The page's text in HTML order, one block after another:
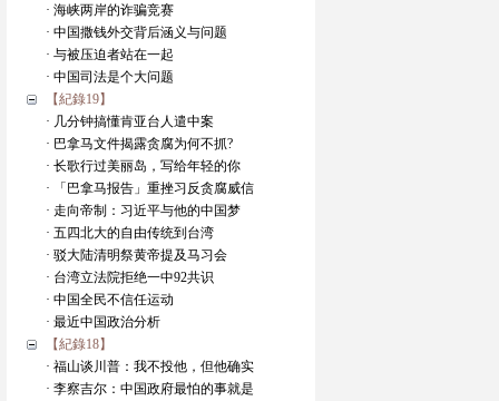
· 海峡两岸的诈骗竞赛
· 中国撒钱外交背后涵义与问题
· 与被压迫者站在一起
· 中国司法是个大问题
【紀錄19】
· 几分钟搞懂肯亚台人遣中案
· 巴拿马文件揭露贪腐为何不抓?
· 长歌行过美丽岛，写给年轻的你
· 「巴拿马报告」重挫习反贪腐威信
· 走向帝制：习近平与他的中国梦
· 五四北大的自由传统到台湾
· 驳大陆清明祭黄帝提及马习会
· 台湾立法院拒绝一中92共识
· 中国全民不信任运动
· 最近中国政治分析
【紀錄18】
· 福山谈川普：我不投他，但他确实
· 李察吉尔：中国政府最怕的事就是